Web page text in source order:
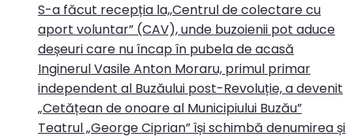
S-a făcut recepția la,,Centrul de colectare cu
aport voluntar” (CAV), unde buzoienii pot aduce
deșeuri care nu încap în pubela de acasă
Inginerul Vasile Anton Moraru, primul primar
independent al Buzăului post-Revoluție, a devenit
„Cetățean de onoare al Municipiului Buzău”
Teatrul „George Ciprian” își schimbă denumirea și